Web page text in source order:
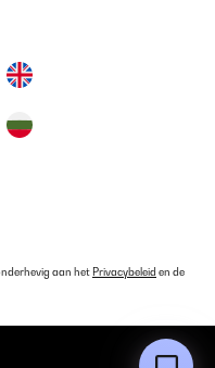
aan het Privacybeleid en de